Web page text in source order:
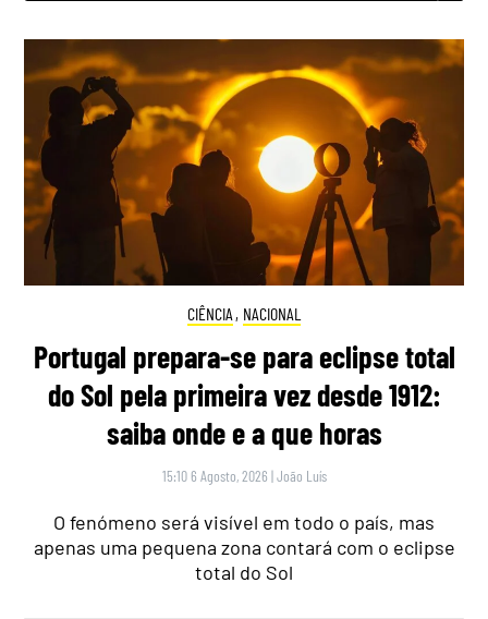
CIÊNCIA , NACIONAL
Portugal prepara-se para eclipse total
do Sol pela primeira vez desde 1912:
saiba onde e a que horas
15:10 6 Agosto, 2026 |João Luís
O fenómeno será visível em todo o país, mas
apenas uma pequena zona contará com o eclipse
total do Sol